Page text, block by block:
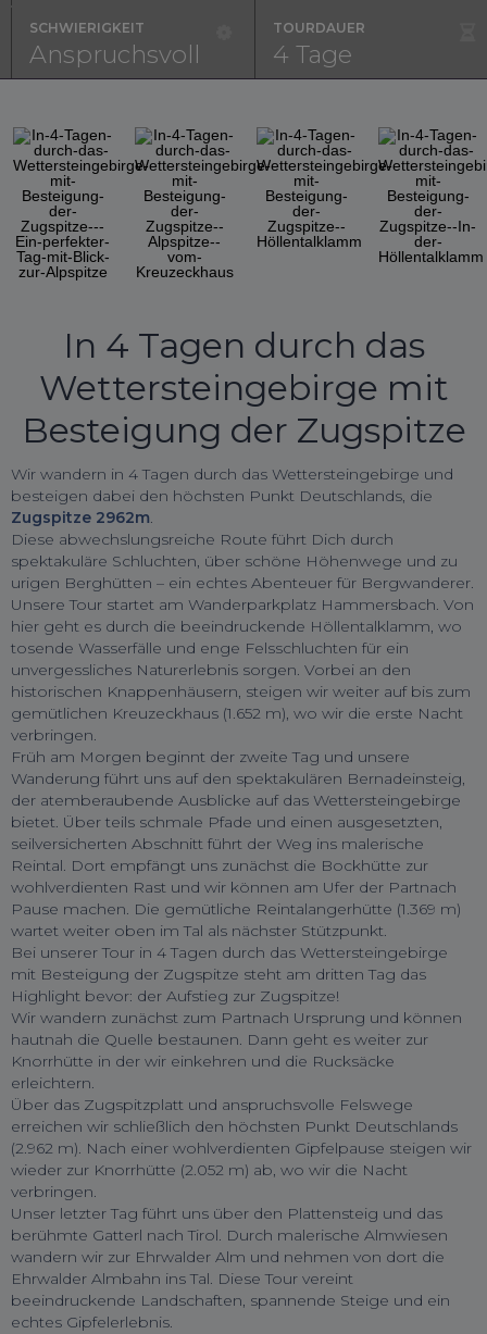
SCHWIERIGKEIT
Anspruchsvoll
TOURDAUER
4 Tage
Slide
Slide
In 4 Tagen durch das
Wettersteingebirge mit
Besteigung der Zugspitze
Wir wandern in 4 Tagen durch das Wettersteingebirge und
besteigen dabei den höchsten Punkt Deutschlands, die
Zugspitze 2962m.
Diese abwechslungsreiche Route führt Dich durch
spektakuläre Schluchten, über schöne Höhenwege und zu
urigen Berghütten – ein echtes Abenteuer für Bergwanderer.
Unsere Tour startet am Wanderparkplatz Hammersbach. Von
hier geht es durch die beeindruckende Höllentalklamm, wo
tosende Wasserfälle und enge Felsschluchten für ein
unvergessliches Naturerlebnis sorgen. Vorbei an den
historischen Knappenhäusern, steigen wir weiter auf bis zum
gemütlichen Kreuzeckhaus (1.652 m), wo wir die erste Nacht
verbringen.
Früh am Morgen beginnt der zweite Tag und unsere
Wanderung führt uns auf den spektakulären Bernadeinsteig,
der atemberaubende Ausblicke auf das Wettersteingebirge
bietet. Über teils schmale Pfade und einen ausgesetzten,
seilversicherten Abschnitt führt der Weg ins malerische
Reintal. Dort empfängt uns zunächst die Bockhütte zur
wohlverdienten Rast und wir können am Ufer der Partnach
Pause machen. Die gemütliche Reintalangerhütte (1.369 m)
wartet weiter oben im Tal als nächster Stützpunkt.
Bei unserer Tour in 4 Tagen durch das Wettersteingebirge
mit Besteigung der Zugspitze steht am dritten Tag das
Highlight bevor: der Aufstieg zur Zugspitze!
Wir wandern zunächst zum Partnach Ursprung und können
hautnah die Quelle bestaunen. Dann geht es weiter zur
Knorrhütte in der wir einkehren und die Rucksäcke
erleichtern.
Über das Zugspitzplatt und anspruchsvolle Felswege
erreichen wir schließlich den höchsten Punkt Deutschlands
(2.962 m). Nach einer wohlverdienten Gipfelpause steigen wir
wieder zur Knorrhütte (2.052 m) ab, wo wir die Nacht
verbringen.
Unser letzter Tag führt uns über den Plattensteig und das
berühmte Gatterl nach Tirol. Durch malerische Almwiesen
wandern wir zur Ehrwalder Alm und nehmen von dort die
Ehrwalder Almbahn ins Tal. Diese Tour vereint
beeindruckende Landschaften, spannende Steige und ein
echtes Gipfelerlebnis.